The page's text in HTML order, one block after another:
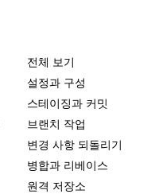
전체 보기
설정과 구성
스테이징과 커밋
브랜치 작업
변경 사항 되돌리기
병합과 리베이스
원격 저장소